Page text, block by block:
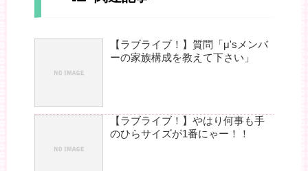
【ラブライブ！】質問「μ'sメンバ
ーの家族構成を教えて下さい」
【ラブライブ！】やはり何事も手
のひらサイズが1番にゃー！！